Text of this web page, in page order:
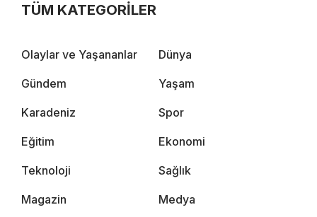
TÜM KATEGORİLER
Olaylar ve Yaşananlar Dünya
Gündem Yaşam
Karadeniz Spor
Eğitim Ekonomi
Teknoloji Sağlık
Magazin Medya